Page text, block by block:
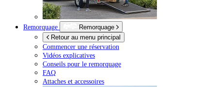
Remorquage
Remorquage
Retour au menu principal
Commencer une réservation
Vidéos explicatives
Conseils pour le remorquage
FAQ
Attaches et accessoires